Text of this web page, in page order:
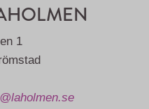
1